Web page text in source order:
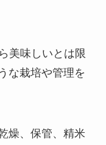
美味しいとは限
な栽培や管理を
燥、保管、精米